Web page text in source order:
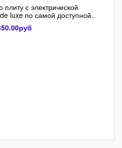
плиту с электрической
luxe по самой доступной..